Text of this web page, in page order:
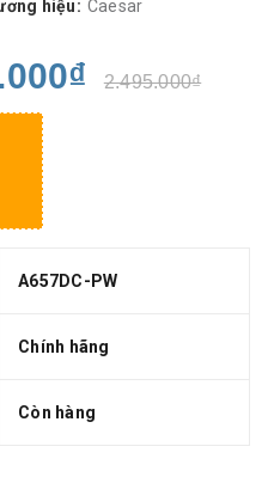
hiệu: Caesar
2.495.000₫
A657DC-PW
Chính hãng
Còn hàng